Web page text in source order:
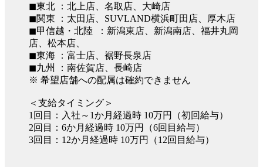
◼︎東北 ：北上店、名取店、大崎店
◼︎関東 ：太田店、SUVLAND横浜町田店、厚木店
◼︎甲信越・北陸 ：新潟東店、新潟南店、福井丸岡
店、松本店、
◼︎東海 ：富士店、裾野長泉店
◼︎九州 ：南佐賀店、長崎店
※ 希望店舗への配属は確約できません
＜支給タイミング＞
1回目：入社～1か月経過時 10万円（初回給与）
2回目：6か月経過時 10万円（6回目給与）
3回目：12か月経過時 10万円（12回目給与）